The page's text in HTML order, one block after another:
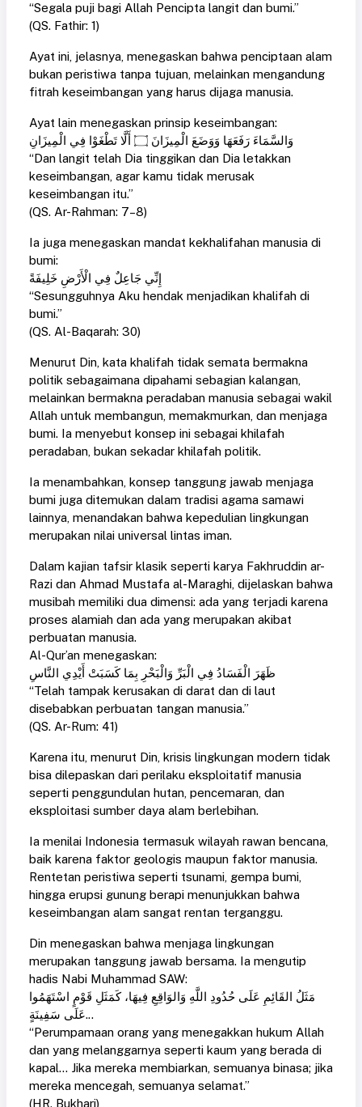
“Segala puji bagi Allah Pencipta langit dan bumi.”
(QS. Fathir: 1)
Ayat ini, jelasnya, menegaskan bahwa penciptaan alam
bukan peristiwa tanpa tujuan, melainkan mengandung
fitrah keseimbangan yang harus dijaga manusia.
Ayat lain menegaskan prinsip keseimbangan:
وَالسَّمَاءَ رَفَعَهَا وَوَضَعَ الْمِيزَانَ ۝ أَلَّا تَطْغَوْا فِي الْمِيزَانِ
“Dan langit telah Dia tinggikan dan Dia letakkan
keseimbangan, agar kamu tidak merusak
keseimbangan itu.”
(QS. Ar-Rahman: 7–8)
Ia juga menegaskan mandat kekhalifahan manusia di
bumi:
إِنِّي جَاعِلٌ فِي الْأَرْضِ خَلِيفَةً
“Sesungguhnya Aku hendak menjadikan khalifah di
bumi.”
(QS. Al-Baqarah: 30)
Menurut Din, kata khalifah tidak semata bermakna
politik sebagaimana dipahami sebagian kalangan,
melainkan bermakna peradaban manusia sebagai wakil
Allah untuk membangun, memakmurkan, dan menjaga
bumi. Ia menyebut konsep ini sebagai khilafah
peradaban, bukan sekadar khilafah politik.
Ia menambahkan, konsep tanggung jawab menjaga
bumi juga ditemukan dalam tradisi agama samawi
lainnya, menandakan bahwa kepedulian lingkungan
merupakan nilai universal lintas iman.
Dalam kajian tafsir klasik seperti karya Fakhruddin ar-
Razi dan Ahmad Mustafa al-Maraghi, dijelaskan bahwa
musibah memiliki dua dimensi: ada yang terjadi karena
proses alamiah dan ada yang merupakan akibat
perbuatan manusia.
Al-Qur’an menegaskan:
ظَهَرَ الْفَسَادُ فِي الْبَرِّ وَالْبَحْرِ بِمَا كَسَبَتْ أَيْدِي النَّاسِ
“Telah tampak kerusakan di darat dan di laut
disebabkan perbuatan tangan manusia.”
(QS. Ar-Rum: 41)
Karena itu, menurut Din, krisis lingkungan modern tidak
bisa dilepaskan dari perilaku eksploitatif manusia
seperti penggundulan hutan, pencemaran, dan
eksploitasi sumber daya alam berlebihan.
Ia menilai Indonesia termasuk wilayah rawan bencana,
baik karena faktor geologis maupun faktor manusia.
Rentetan peristiwa seperti tsunami, gempa bumi,
hingga erupsi gunung berapi menunjukkan bahwa
keseimbangan alam sangat rentan terganggu.
Din menegaskan bahwa menjaga lingkungan
merupakan tanggung jawab bersama. Ia mengutip
hadis Nabi Muhammad SAW:
مَثَلُ القَائِمِ عَلَى حُدُودِ اللَّهِ وَالوَاقِعِ فِيهَا، كَمَثَلِ قَوْمٍ اسْتَهَمُوا
عَلَى سَفِينَةٍ...
“Perumpamaan orang yang menegakkan hukum Allah
dan yang melanggarnya seperti kaum yang berada di
kapal… Jika mereka membiarkan, semuanya binasa; jika
mereka mencegah, semuanya selamat.”
(HR. Bukhari)